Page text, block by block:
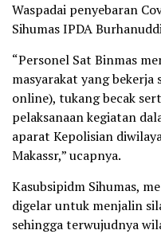
Waspadai penyebaran
Sihumas IPDA
“Personel Sat Binmas
masyarakat yang bekerja
online), tukang becak
pelaksanaan kegiatan
aparat Kepolisian
Makassr,” ucapnya.
Kasubsipidm Sihumas,
digelar untuk menjalin
sehingga terwujudnya